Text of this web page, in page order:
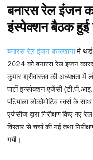
बनारस रेल इंजन
इंस्पेक्शन बैठक हुई
बनारस रेल इंजन कारखानामें थर्ड
2024 को बनारस रेल इंजन
कुमार श्रीवास्तव की अध्यक्षता में
पार्टी इन्स्पेक्शन एजेंसी
पटियाला लोकोमोटिव वर्क्स के
एजेंसीज द्वारा निरीक्षण किए गए
विस्तार से चर्चा की गई तथा
गयी।